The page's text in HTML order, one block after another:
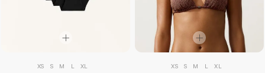
XS S M L XL XS S M L XL